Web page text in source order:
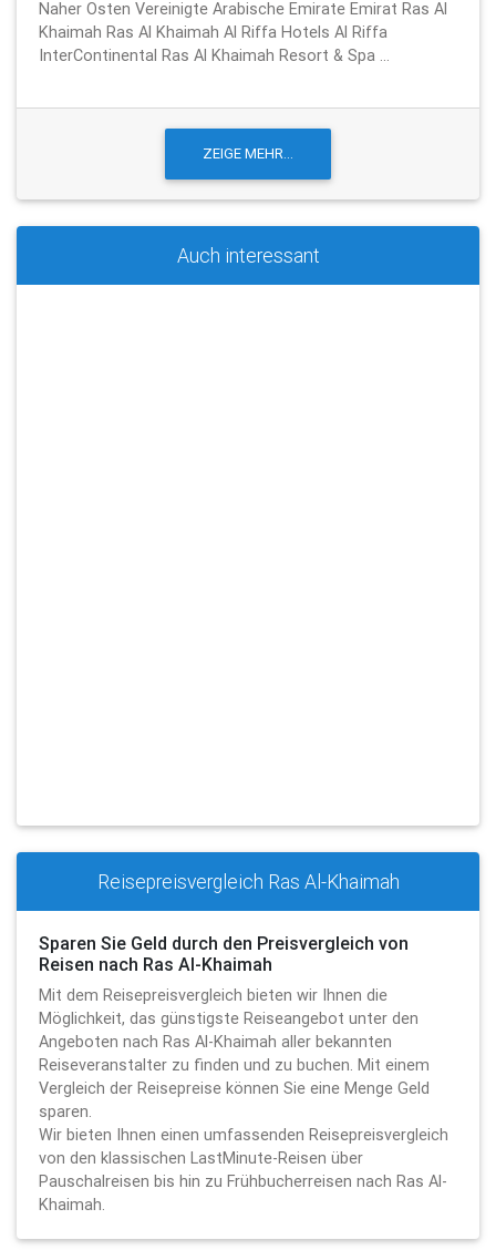
Naher Osten Vereinigte Arabische Emirate Emirat Ras Al
Khaimah Ras Al Khaimah Al Riffa Hotels Al Riffa
InterContinental Ras Al Khaimah Resort & Spa ...
Auch interessant
Reisepreisvergleich Ras Al-Khaimah
Sparen Sie Geld durch den Preisvergleich von
Reisen nach Ras Al-Khaimah
Mit dem Reisepreisvergleich bieten wir Ihnen die
Möglichkeit, das günstigste Reiseangebot unter den
Angeboten nach Ras Al-Khaimah aller bekannten
Reiseveranstalter zu finden und zu buchen. Mit einem
Vergleich der Reisepreise können Sie eine Menge Geld
sparen.
Wir bieten Ihnen einen umfassenden Reisepreisvergleich
von den klassischen LastMinute-Reisen über
Pauschalreisen bis hin zu Frühbucherreisen nach Ras Al-
Khaimah.